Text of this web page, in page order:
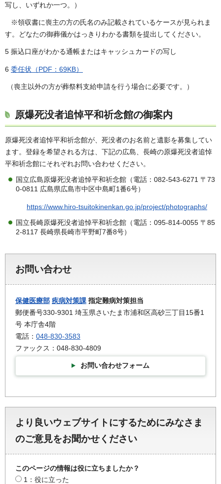
写し、いずれか一つ。）
※領収書に喪主の方の氏名のみ記載されているケースが見られま
す。どなたの御葬儀かはっきりわかる書類を提出してください。
5 振込口座がわかる通帳またはキャッシュカードの写し
6 委任状（PDF：69KB）
（喪主以外の方が葬祭料支給申請を行う場合に必要です。）
原爆死没者追悼平和祈念館の御案内
原爆死没者追悼平和祈念館が、死没者のお名前と遺影を募集してい
ます。登録を希望される方は、下記の広島、長崎の原爆死没者追悼
平和祈念館にそれぞれお問い合わせください。
国立広島原爆死没者追悼平和祈念館（電話：082-543-6271 〒73
0-0811 広島県広島市中区中島町1番6号）
https://www.hiro-tsuitokinenkan.go.jp/project/photographs/
国立長崎原爆死没者追悼平和祈念館（電話：095-814-0055 〒85
2-8117 長崎県長崎市平野町7番8号）
お問い合わせ
保健医療部 疾病対策課 指定難病対策担当
郵便番号330-9301 埼玉県さいたま市浦和区高砂三丁目15番1
号 本庁舎4階
電話： 048-830-3583
ファックス：048-830-4809
お問い合わせフォーム
より良いウェブサイトにするためにみなさま
のご意見をお聞かせください
このページの情報は役に立ちましたか？
1：役に立った